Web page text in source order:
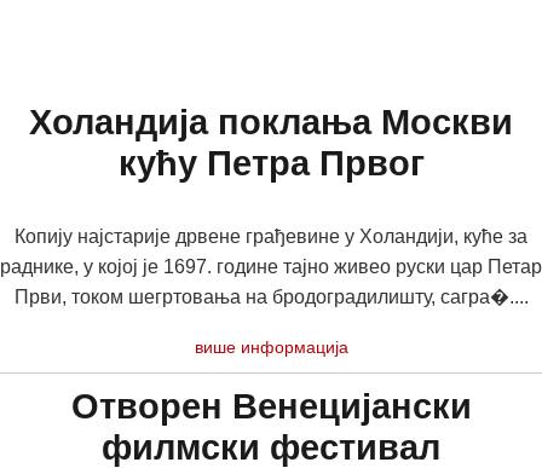
Холандија поклања Москви
кућу Петра Првог
Копију најстарије дрвене грађевине у Холандији, куће за
раднике, у којој је 1697. године тајно живео руски цар Петар
Први, током шегртовања на бродоградилишту, сагра�....
више информација
Отворен Венецијански
филмски фестивал